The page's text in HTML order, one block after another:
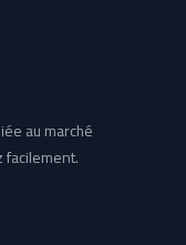
au marché